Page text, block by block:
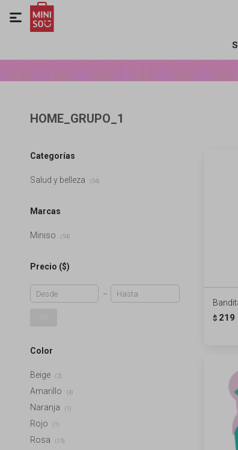

HOME_GRUPO_1
$ 219
Categorías
Salud y belleza (54)
Marcas
Miniso (54)
Precio ($)
Color
Beige (2)
Amarillo (4)
Naranja (1)
Rojo (1)
Rosa (15)